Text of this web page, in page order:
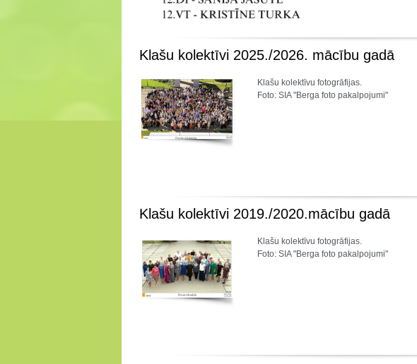
Klašu kolektīvi 2025./2026. mācību gadā
Klašu kolektīvu fotogrāfijas.
Foto: SIA "Berga foto pakalpojumi"
Klašu kolektīvi 2019./2020.mācību gadā
Klašu kolektīvu fotogrāfijas.
Foto: SIA "Berga foto pakalpojumi"